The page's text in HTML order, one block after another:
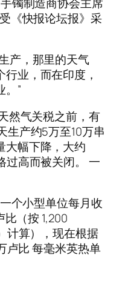
《快报论坛报》采
产，那里的天气
行业，而在印度，
。”
然气关税之前，有
生产约5万至10万串
大幅下降，大约
过高而被关闭。 一
个小型单位每月收
（按 1,200
计算），现在根据
卢比 每毫米英热单